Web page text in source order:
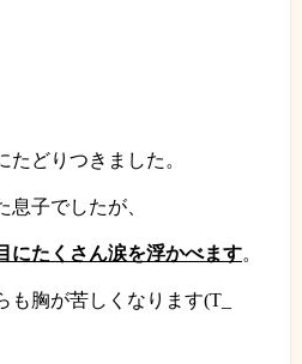
たどりつきました。
子でしたが、
にたくさん涙を浮かべます。
も胸が苦しくなります(T_